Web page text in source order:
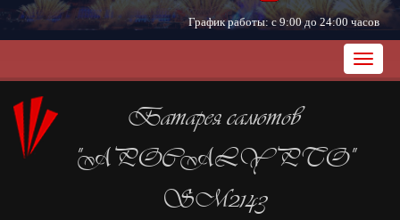
График работы: с 9:00 до 24:00 часов
Батарея салютов
"APOCALYPTO"
SM2143